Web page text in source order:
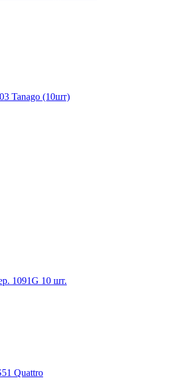
Tanago (10шт)
1091G 10 шт.
Quattro